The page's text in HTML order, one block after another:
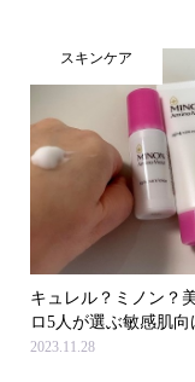
スキンケア
キュレル？ミノン？
ロ5人が選ぶ敏感肌向
2023.11.28